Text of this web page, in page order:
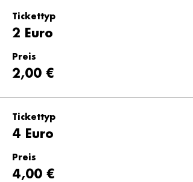
Tickettyp
2 Euro
Preis
2,00 €
Tickettyp
4 Euro
Preis
4,00 €